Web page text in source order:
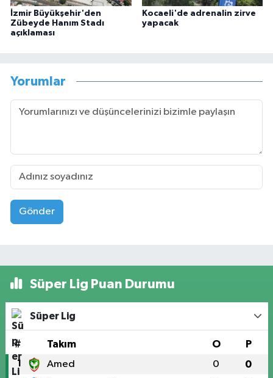
İzmir Büyükşehir'den
Zübeyde Hanım Stadı
açıklaması
Kocaeli'de adrenalin zirve
yapacak
Yorumlar
Gönder
Süper Lig Puan Durumu
Süper Lig
# Takım O P
1 Amed 0 0